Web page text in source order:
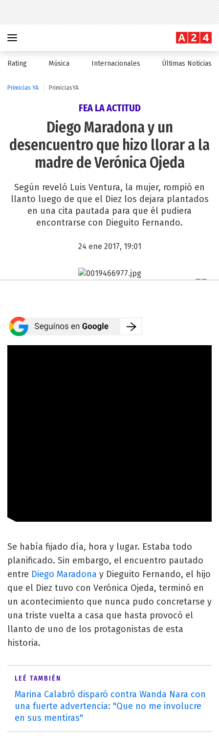
Rating Música Internacionales Últimas Noticias
Primicias YA PrimiciasYA
FEA LA ACTITUD
Diego Maradona y un
desencuentro que hizo llorar a la
madre de Verónica Ojeda
Según reveló Luis Ventura, la mujer, rompió en
llanto luego de que el Diez los dejara plantados
en una cita pautada para que él pudiera
encontrarse con Dieguito Fernando.
24 ene 2017, 19:01
Se había fijado día, hora y lugar. Estaba todo
planificado. Sin embargo, el encuentro pautado
entre Diego Maradona y Dieguito Fernando, el hijo
que el Diez tuvo con Verónica Ojeda, terminó en
un acontecimiento que nunca pudo concretarse y
una triste vuelta a casa que hasta provocó el
llanto de uno de los protagonistas de esta
historia.
LEÉ TAMBIÉN
Marina Calabró disparó contra Wanda Nara con
una fuerte advertencia: "Que no me involucre
en sus mentiras"